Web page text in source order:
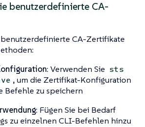
benutzerdefinierte CA-
CA-Zertifikate
: Verwenden Sie sts
, um die Zertifikat-Konfiguration
Befehle zu speichern
: Fügen Sie bei Bedarf
zu einzelnen CLI-Befehlen hinzu